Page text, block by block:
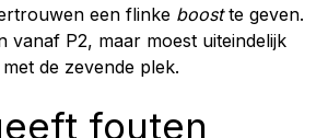
een flinke boostte geven.
vanaf P2, maar moest uiteindelijk
de zevende plek.
fouten